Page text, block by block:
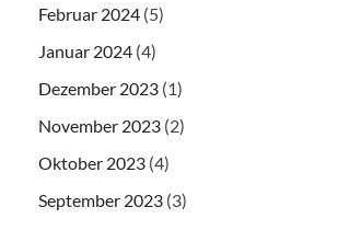
Februar 2024 (5)
Januar 2024 (4)
Dezember 2023 (1)
November 2023 (2)
Oktober 2023 (4)
September 2023 (3)